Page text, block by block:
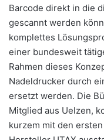
Barcode direkt in die
gescannt werden
komplettes
einer bundesweit
Rahmen dieses
Nadeldrucker durch
ersetzt werden. Die
Mitglied aus Uelzen,
kurzem mit den